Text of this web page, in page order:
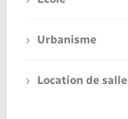
Urbanisme
Location de salle